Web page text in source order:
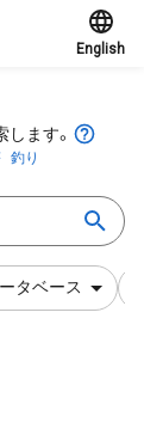
English
ます。
釣り
タベース